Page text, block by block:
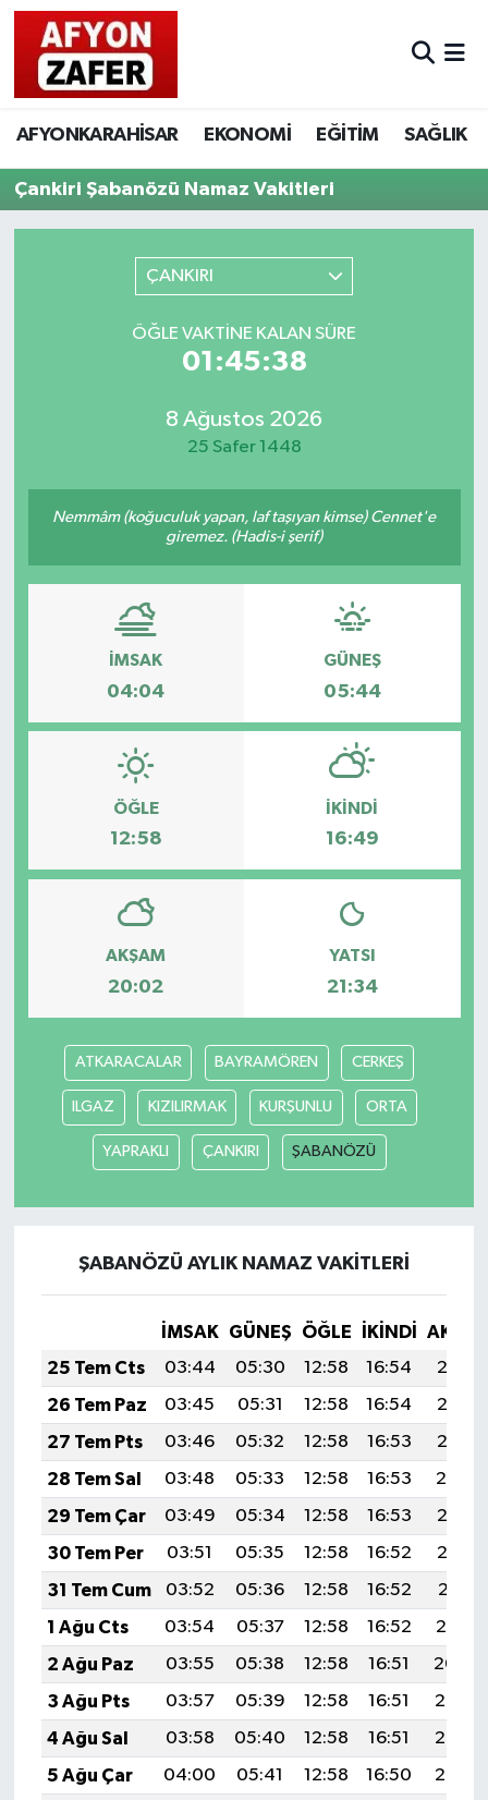
AFYONKARAHİSAR EKONOMİ EĞİTİM SAĞLIK
Çankiri Şabanözü Namaz Vakitleri
ÇANKIRI
ÖĞLE VAKTINE KALAN SÜRE
01:45:38
8 Ağustos 2026
25 Safer 1448
Nemmâm (koğuculuk yapan, laf taşıyan kimse) Cennet'e
giremez. (Hadis-i şerif)
İMSAK
04:04
GÜNEŞ
05:44
ÖĞLE
12:58
İKINDI
16:49
AKŞAM
20:02
YATSI
21:34
ATKARACALAR BAYRAMÖREN CERKEŞ
ILGAZ KIZILIRMAK KURŞUNLU ORTA
YAPRAKLI ÇANKIRI ŞABANÖZÜ
ŞABANÖZÜ AYLIK NAMAZ VAKITLERI
İMSAK GÜNEŞ ÖĞLE İKINDI
25 Tem Cts
03:44 05:30 12:58 16:54
20:16
26 Tem Paz
03:45 05:31 12:58 16:54
20:16
27 Tem Pts
03:46 05:32 12:58 16:53
20:15
28 Tem Sal
03:48 05:33 12:58 16:53
20:14
29 Tem Çar
03:49 05:34 12:58 16:53
20:13
30 Tem Per
03:51 05:35 12:58 16:52
20:12
31 Tem Cum
03:52 05:36 12:58 16:52
20:11
1 Ağu Cts
03:54 05:37 12:58 16:52
20:10
2 Ağu Paz
03:55 05:38 12:58 16:51
20:09
3 Ağu Pts
03:57 05:39 12:58 16:51
20:08
4 Ağu Sal
03:58 05:40 12:58 16:51
20:06
5 Ağu Çar
04:00 05:41 12:58 16:50
20:05